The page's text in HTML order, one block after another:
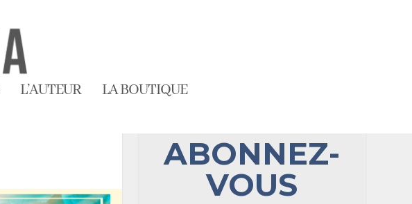
L’AUTEUR LA BOUTIQUE
ABONNEZ-
VOUS